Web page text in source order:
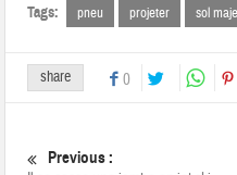
Tags: pneu projeter sol
share 0
Previous :